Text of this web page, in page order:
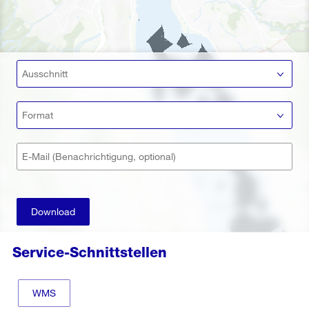
Ausschnitt
Format
E-Mail (Benachrichtigung, optional)
Download
Service-Schnittstellen
WMS